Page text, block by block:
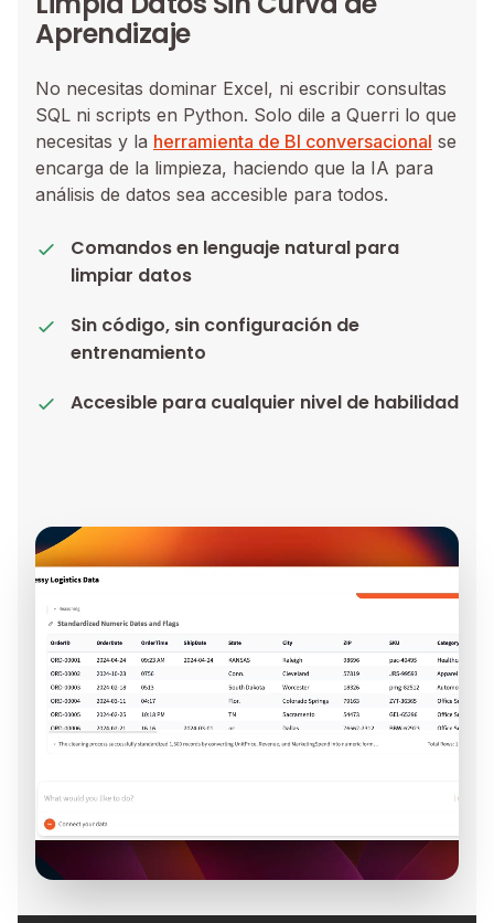
Aprendizaje
No necesitas dominar Excel, ni escribir consultas
SQL ni scripts en Python. Solo dile a Querri lo que
necesitas y la herramienta de BI conversacional se
encarga de la limpieza, haciendo que la IA para
análisis de datos sea accesible para todos.
Comandos en lenguaje natural para
limpiar datos
Sin código, sin configuración de
entrenamiento
Accesible para cualquier nivel de habilidad